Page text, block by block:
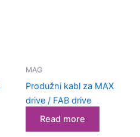
MAG
Produžni kabl za MAX
drive / FAB drive
Read more